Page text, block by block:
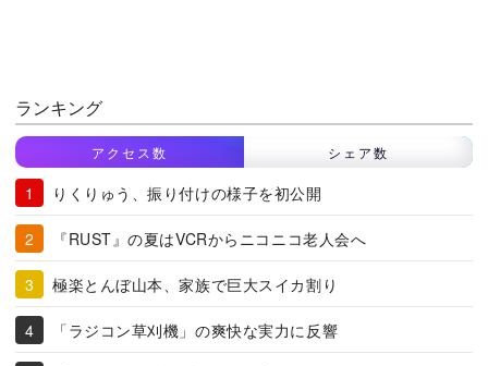
ランキング
アクセス数 シェア数
りくりゅう、振り付けの様子を初公開
『RUST』の夏はVCRからニコニコ老人会へ
極楽とんぼ山本、家族で巨大スイカ割り
「ラジコン草刈機」の爽快な実力に反響